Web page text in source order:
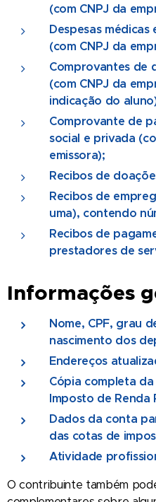
(com CNPJ da
Despesas
(com CNPJ da
Comprovantes de
(com CNPJ da
indicação do
Comprovante de
social e privada
emissora);
Recibos de
Recibos de
uma), contendo
Recibos de
prestadores de
Informações
Nome, CPF, grau
nascimento dos
Endereços
Cópia completa
Imposto de Renda
Dados da conta
das cotas de
Atividade
O contribuinte também